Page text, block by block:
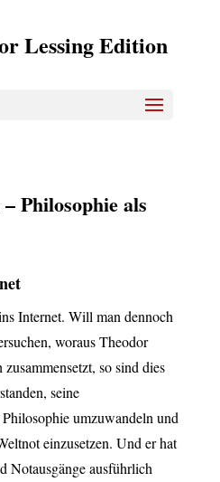
Lessing Edition
Philosophie als
Internet. Will man dennoch
woraus Theodor
so sind dies
seine
umzuwandeln und
einzusetzen. Und er hat
Notausgänge ausführlich